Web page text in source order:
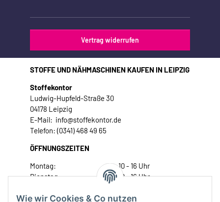
Wie wir Cookies & Co nutzen
Vertrag widerrufen
STOFFE UND NÄHMASCHINEN KAUFEN IN LEIPZIG
Stoffekontor
Ludwig-Hupfeld-Straße 30
04178 Leipzig
E-Mail: info@stoffekontor.de
Telefon: (0341) 468 49 65
ÖFFNUNGSZEITEN
Montag:
10 - 16 Uhr
Dienstag:
10 - 16 Uhr
Donnerstag:
10 - 18 Uhr